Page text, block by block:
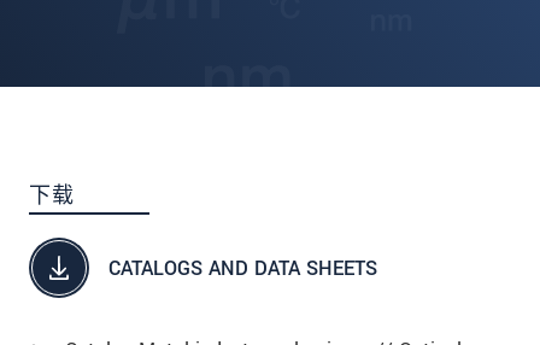
下载
CATALOGS AND DATA SHEETS